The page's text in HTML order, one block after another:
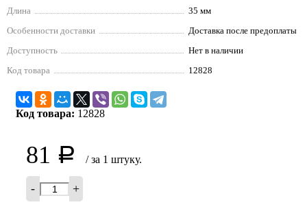
Длина
35 мм
Особенности доставки
Доставка после предоплаты
Доступность
Нет в наличии
Код товара
12828
Код товара: 12828
81 Р / за 1 штуку.
- +